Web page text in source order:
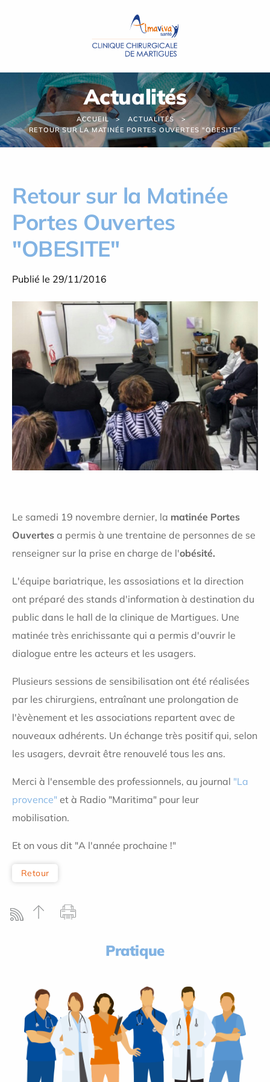
Actualités
ACCUEIL
ACTUALITÉS
RETOUR SUR LA MATINÉE PORTES OUVERTES "OBESITE"
Retour sur la Matinée
Portes Ouvertes
"OBESITE"
Publié le 29/11/2016
Le samedi 19 novembre dernier, la matinée Portes
Ouvertes a permis à une trentaine de personnes de se
renseigner sur la prise en charge de l'obésité.
L'équipe bariatrique, les assosiations et la direction
ont préparé des stands d'information à destination du
public dans le hall de la clinique de Martigues. Une
matinée très enrichissante qui a permis d'ouvrir le
dialogue entre les acteurs et les usagers.
Plusieurs sessions de sensibilisation ont été réalisées
par les chirurgiens, entraînant une prolongation de
l'èvènement et les associations repartent avec de
nouveaux adhérents. Un échange très positif qui, selon
les usagers, devrait être renouvelé tous les ans.
Merci à l'ensemble des professionnels, au journal "La
provence" et à Radio "Maritima" pour leur
mobilisation.
Et on vous dit "A l'année prochaine !"
Retour
Pratique